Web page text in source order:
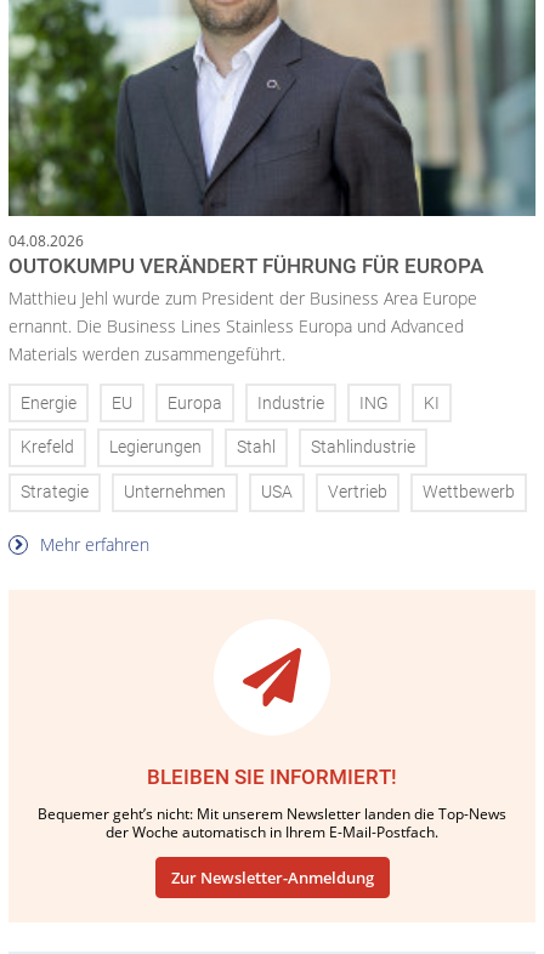
04.08.2026
OUTOKUMPU VERÄNDERT FÜHRUNG FÜR EUROPA
Matthieu Jehl wurde zum President der Business Area Europe
ernannt. Die Business Lines Stainless Europa und Advanced
Materials werden zusammengeführt.
Energie EU Europa Industrie ING KI
Krefeld Legierungen Stahl Stahlindustrie
Strategie Unternehmen USA Vertrieb Wettbewerb
Mehr erfahren
BLEIBEN SIE INFORMIERT!
Bequemer geht’s nicht: Mit unserem Newsletter landen die Top-News
der Woche automatisch in Ihrem E-Mail-Postfach.
Zur Newsletter-Anmeldung